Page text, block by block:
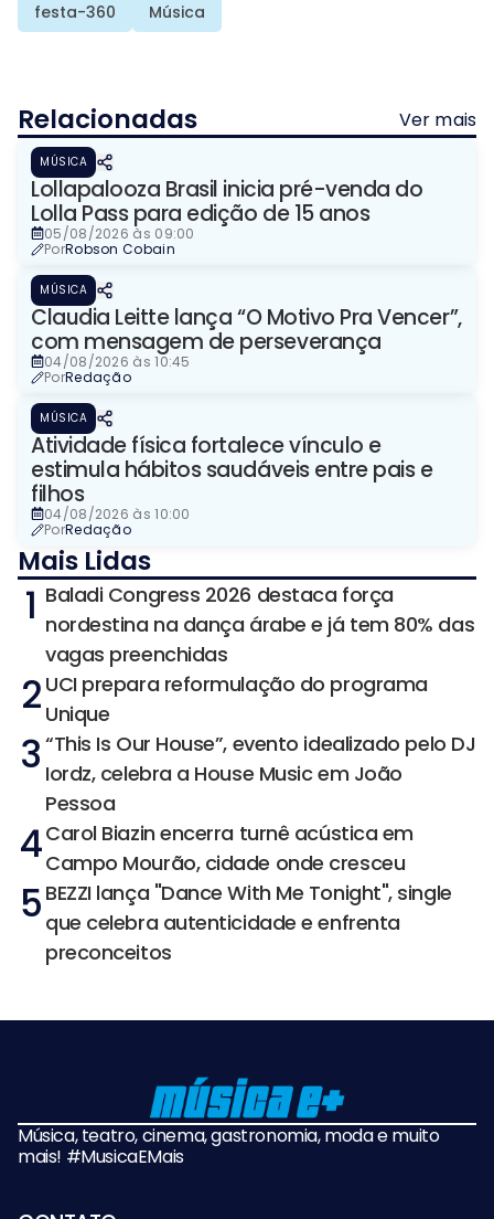
festa-360 Música
Relacionadas Ver mais
MÚSICA
Lollapalooza Brasil inicia pré-venda do
Lolla Pass para edição de 15 anos
05/08/2026 às 09:00
PorRobson Cobain
MÚSICA
Claudia Leitte lança “O Motivo Pra Vencer”,
com mensagem de perseverança
04/08/2026 às 10:45
PorRedação
MÚSICA
Atividade física fortalece vínculo e
estimula hábitos saudáveis entre pais e
filhos
04/08/2026 às 10:00
PorRedação
Mais Lidas
1 Baladi Congress 2026 destaca força
nordestina na dança árabe e já tem 80% das
vagas preenchidas
2 UCI prepara reformulação do programa
Unique
3 “This Is Our House”, evento idealizado pelo DJ
Iordz, celebra a House Music em João
Pessoa
4Carol Biazin encerra turnê acústica em
Campo Mourão, cidade onde cresceu
5 BEZZI lança "Dance With Me Tonight", single
que celebra autenticidade e enfrenta
preconceitos
Música, teatro, cinema, gastronomia, moda e muito
mais! #MusicaEMais